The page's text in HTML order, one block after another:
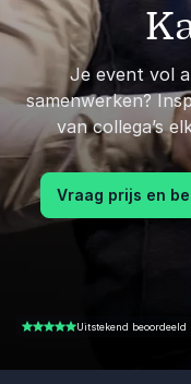
Je event vol
samenwerken?
van collega’s
Vraag prijs en
5.00 van 5 Uitstekend beoordeeld